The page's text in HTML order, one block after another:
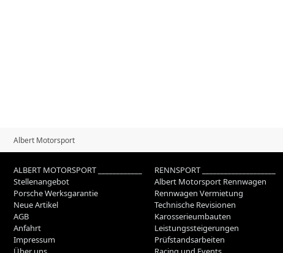
Albert Motorsport
ALBERT MOTORSPORT ____________
Stellenangebot
Porsche Werksgarantie
Neue Artikel
AGB
Anfahrt
Impressum
RENNSPORT ____________________
Albert Motorsport Rennwagen
Rennwagen Vermietung
Technische Revisionen
Karosserieumbauten
Leistungssteigerungen
Prüfstandsarbeiten